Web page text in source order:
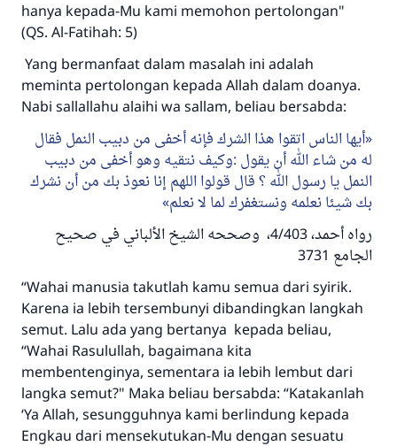
hanya kepada-Mu kami memohon pertolongan"
(QS. Al-Fatihah: 5)
Yang bermanfaat dalam masalah ini adalah
meminta pertolongan kepada Allah dalam doanya.
Nabi sallallahu alaihi wa sallam, beliau bersabda:
أيها الناس اتقوا هذا الشرك فإنه أخفى من دبيب النمل فقال
له من شاء الله أن يقول :وكيف نتقيه وهو أخفى من دبيب
النمل يا رسول الله ؟ قال قولوا اللهم إنا نعوذ بك من أن نشرك
بك شيئا نعلمه ونستغفرك لما لا نعلم
رواه أحمد، 4/403، وصححه الشيخ الألباني في صحيح
الجامع 3731
“Wahai manusia takutlah kamu semua dari syirik.
Karena ia lebih tersembunyi dibandingkan langkah
semut. Lalu ada yang bertanya kepada beliau,
“Wahai Rasulullah, bagaimana kita
membentenginya, sementara ia lebih lembut dari
langka semut?" Maka beliau bersabda: “Katakanlah
‘Ya Allah, sesungguhnya kami berlindung kepada
Engkau dari mensekutukan-Mu dengan sesuatu